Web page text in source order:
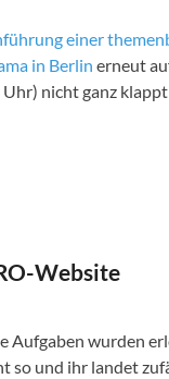
einer
in Berlin erneut
nicht ganz
Website
Aufgaben wurden
so und ihr landet